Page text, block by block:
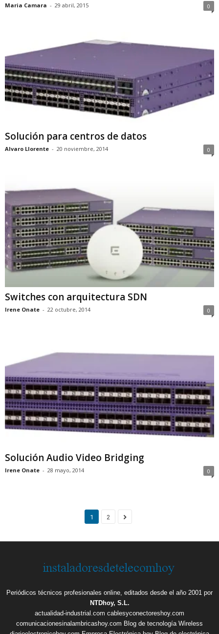
Maria Camara - 29 abril, 2015 0
Solución para centros de datos
Alvaro Llorente - 20 noviembre, 2014 0
Switches con arquitectura SDN
Irene Onate - 22 octubre, 2014 0
Solución Audio Video Bridging
Irene Onate - 28 mayo, 2014 0
1 2
Periódicos técnicos profesionales online, editados desde el año 2001 por
NTDhoy, S.L.
actualidad-industrial.com cablesyconectoreshoy.com
comunicacionesinalambricashoy.com Blog de tecnología Wireless